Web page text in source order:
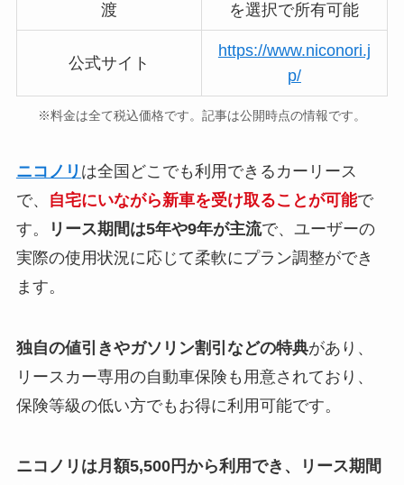
渡
を選択で所有可能
公式サイト
https://www.niconori.j
p/
※料金は全て税込価格です。記事は公開時点の情報です。
ニコノリ は全国どこでも利用できるカーリース
で、
自宅にいながら新車を受け取ることが可能で
す。
リース期間は5年や9年が主流で、ユーザーの
実際の使用状況に応じて柔軟にプラン調整ができ
ます。
独自の値引きやガソリン割引などの特典があり、
リースカー専用の自動車保険も用意されており、
保険等級の低い方でもお得に利用可能です。
ニコノリは月額5,500円から利用でき、リース期間